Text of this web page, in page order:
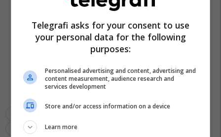
Policia E Kosovës
Aksidentet Me Fatalitet
Telegrafi asks for your consent to use
your personal data for the following
purposes:
Personalised advertising and content, advertising and
content measurement, audience research and
services development
Store and/or access information on a device
Learn more